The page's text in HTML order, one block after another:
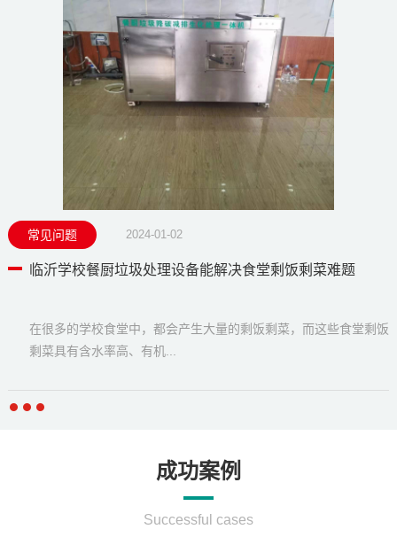
常见问题 2024-01-02
临沂学校餐厨垃圾处理设备能解决食堂剩饭剩菜难题
在很多的学校食堂中，都会产生大量的剩饭剩菜，而这些食堂剩饭
剩菜具有含水率高、有机...
成功案例
Successful cases